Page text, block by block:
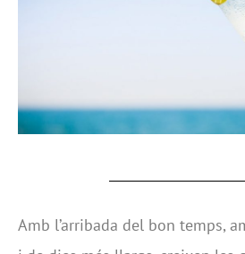
Amb l’arribada del bon temps,